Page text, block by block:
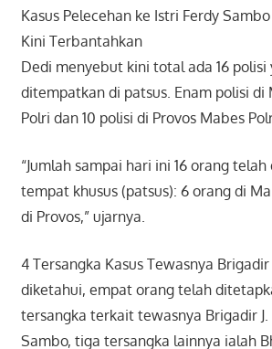
Kasus Pelecehan ke Istri Ferdy
Kini Terbantahkan
Dedi menyebut kini total ada 16 polisi
ditempatkan di patsus. Enam polisi di
Polri dan 10 polisi di Provos Mabes
“Jumlah sampai hari ini 16 orang
tempat khusus (patsus): 6 orang di
di Provos,” ujarnya.
4 Tersangka Kasus Tewasnya Brigadir
diketahui, empat orang telah
tersangka terkait tewasnya Brigadir J.
Sambo, tiga tersangka lainnya ialah